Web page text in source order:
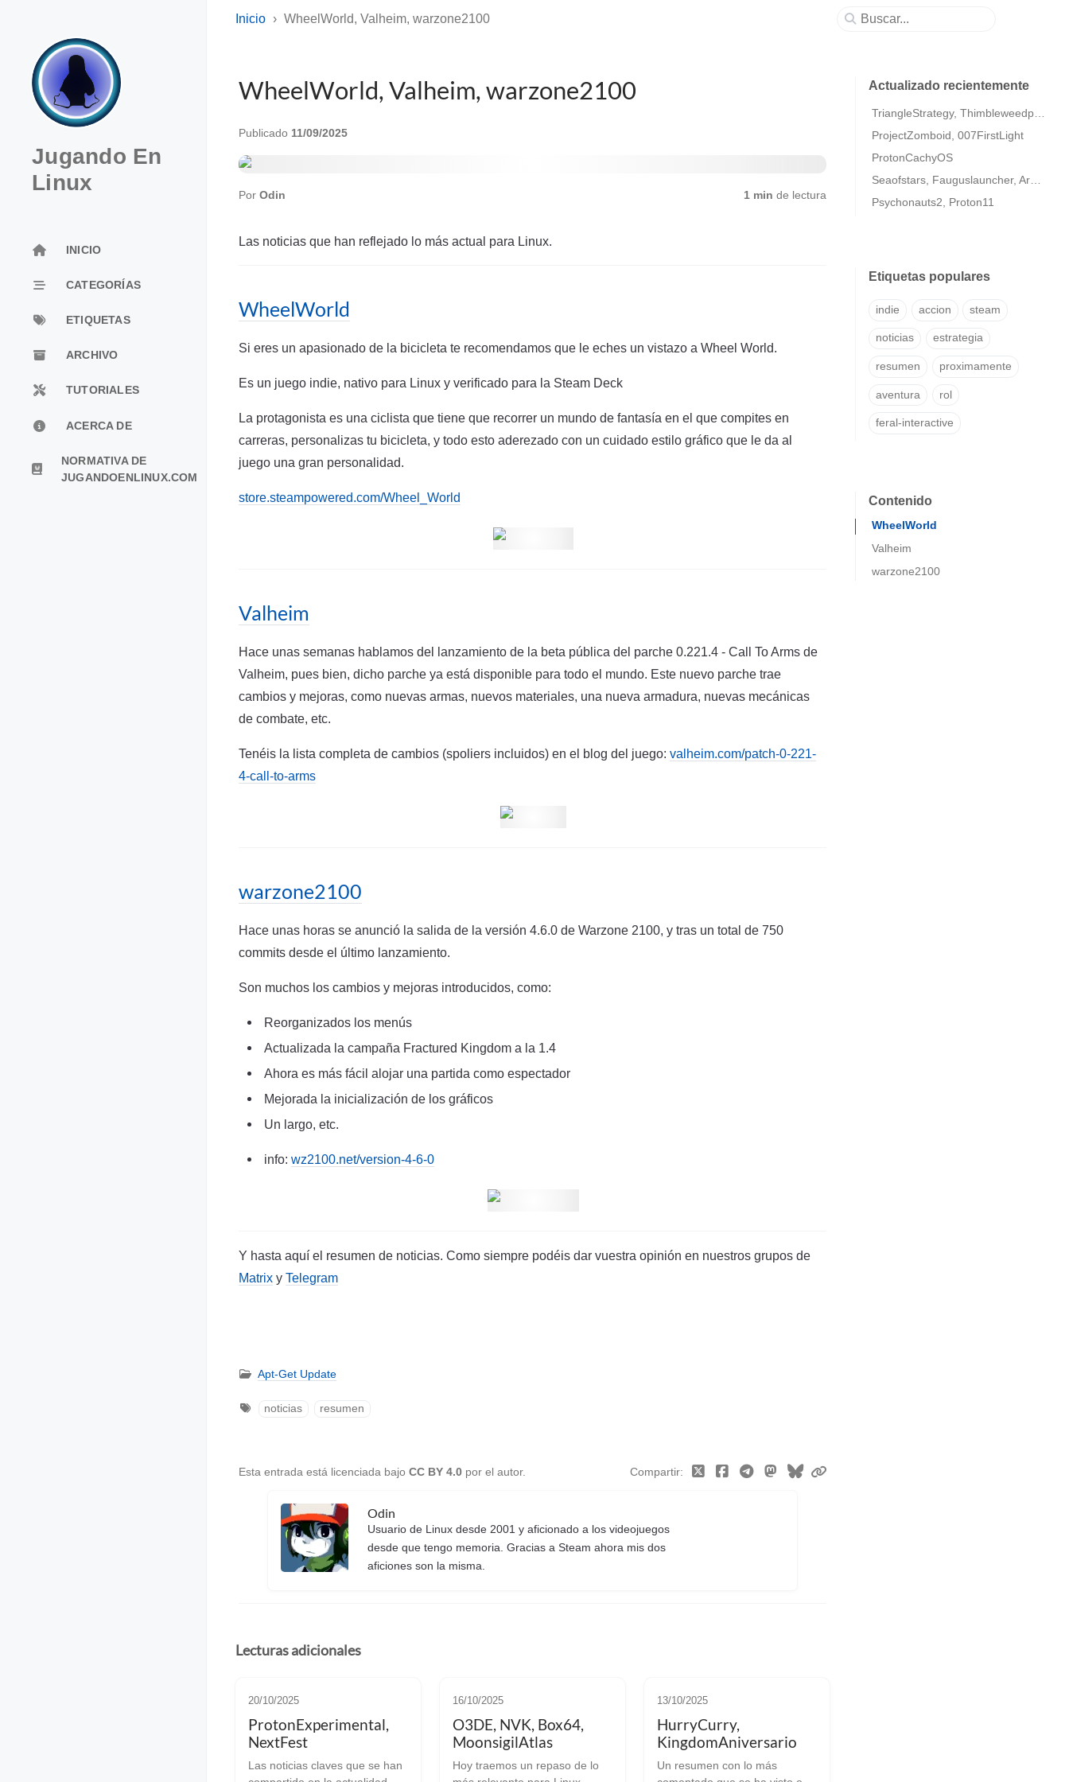
Jugando En
Linux
INICIO
CATEGORÍAS
ETIQUETAS
ARCHIVO
TUTORIALES
ACERCA DE
NORMATIVA DE
JUGANDOENLINUX.COM
Inicio WheelWorld, Valheim, warzone2100
WheelWorld, Valheim, warzone2100
Publicado 11/09/2025
Por Odin 1 min de lectura
Las noticias que han reflejado lo más actual para Linux.
WheelWorld
Si eres un apasionado de la bicicleta te recomendamos que le eches un vistazo a Wheel World.
Es un juego indie, nativo para Linux y verificado para la Steam Deck
La protagonista es una ciclista que tiene que recorrer un mundo de fantasía en el que compites en
carreras, personalizas tu bicicleta, y todo esto aderezado con un cuidado estilo gráfico que le da al
juego una gran personalidad.
store.steampowered.com/Wheel_World
Valheim
Hace unas semanas hablamos del lanzamiento de la beta pública del parche 0.221.4 - Call To Arms de
Valheim, pues bien, dicho parche ya está disponible para todo el mundo. Este nuevo parche trae
cambios y mejoras, como nuevas armas, nuevos materiales, una nueva armadura, nuevas mecánicas
de combate, etc.
Tenéis la lista completa de cambios (spoliers incluidos) en el blog del juego: valheim.com/patch-0-221-
4-call-to-arms
warzone2100
Hace unas horas se anunció la salida de la versión 4.6.0 de Warzone 2100, y tras un total de 750
commits desde el último lanzamiento.
Son muchos los cambios y mejoras introducidos, como:
Reorganizados los menús
Actualizada la campaña Fractured Kingdom a la 1.4
Ahora es más fácil alojar una partida como espectador
Mejorada la inicialización de los gráficos
Un largo, etc.
info: wz2100.net/version-4-6-0
Y hasta aquí el resumen de noticias. Como siempre podéis dar vuestra opinión en nuestros grupos de
Matrix y Telegram
Apt-Get Update
noticias resumen
Esta entrada está licenciada bajo CC BY 4.0 por el autor. Compartir
Odin
Usuario de Linux desde 2001 y aficionado a los videojuegos
desde que tengo memoria. Gracias a Steam ahora mis dos
aficiones son la misma.
Actualizado recientemente
ProjectZomboid, 007FirstLight
ProtonCachyOS
Psychonauts2, Proton11
Etiquetas populares
indie accion steam
noticias estrategia
resumen proximamente
aventura rol
feral-interactive
Contenido
WheelWorld
Valheim
warzone2100
Lecturas adicionales
20/10/2025
ProtonExperimental,
NextFest
Las noticias claves que se han
16/10/2025
O3DE, NVK, Box64,
MoonsigilAtlas
Hoy traemos un repaso de lo
13/10/2025
HurryCurry,
KingdomAniversario
Un resumen con lo más